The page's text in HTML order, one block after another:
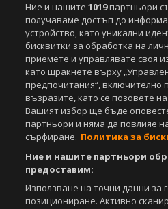
Всички статии, репортажи, интервюта
видео материали, публикувани в
Спортал, освен ако изрично е
публикуване на текстови материали
Агенция Спортал, посочване на
www.sportal.bg. Използването на
публикувани в сайта, е строго
санкционирани с цялата строгост на
СвалиБЕЗПЛАТНОТОприложение за:
Ние и нашите1019партньори
получаваме достъп до
устройство, като уникални
бисквитки за обработка на
приемете и управлявате своя
като щракнете върху
предпочитания“, включително
възразите, като се позовете
Вашият избор ще бъде
партньори и няма да повлияе
сърфиране. Политика за
Ние и нашите партньори
предоставим:
Използване на точни данни за
позициониране. Активно